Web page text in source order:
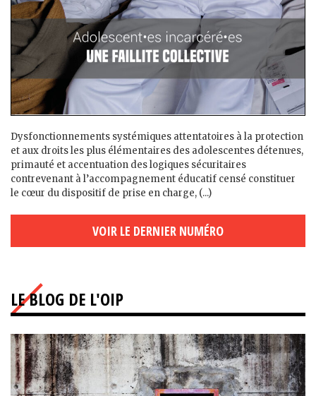
Dysfonctionnements systémiques attentatoires à la protection
et aux droits les plus élémentaires des adolescent·es détenu·es,
primauté et accentuation des logiques sécuritaires
contrevenant à l’accompagnement éducatif censé constituer
le cœur du dispositif de prise en charge, (...)
VOIR LE DERNIER NUMÉRO
LE BLOG DE L'OIP